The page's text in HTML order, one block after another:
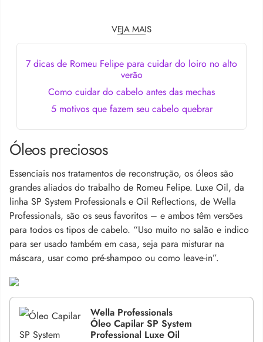
VEJA MAIS
7 dicas de Romeu Felipe para cuidar do loiro no alto
verão
Como cuidar do cabelo antes das mechas
5 motivos que fazem seu cabelo quebrar
Óleos preciosos
Essenciais nos tratamentos de reconstrução, os óleos são
grandes aliados do trabalho de Romeu Felipe. Luxe Oil, da
linha SP System Professionals e Oil Reflections, de Wella
Professionals, são os seus favoritos – e ambos têm versões
para todos os tipos de cabelo. “Uso muito no salão e indico
para ser usado também em casa, seja para misturar na
máscara, usar como pré-shampoo ou como leave-in”.
Wella Professionals
Óleo Capilar SP System
Professional Luxe Oil